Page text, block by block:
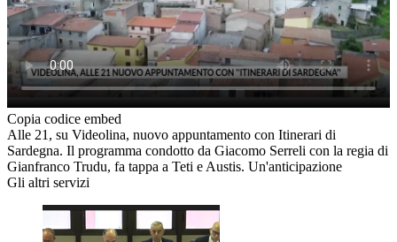
Copia codice embed
Alle 21, su Videolina, nuovo appuntamento con Itinerari di
Sardegna. Il programma condotto da Giacomo Serreli con la regia di
Gianfranco Trudu, fa tappa a Teti e Austis. Un'anticipazione
Gli altri servizi